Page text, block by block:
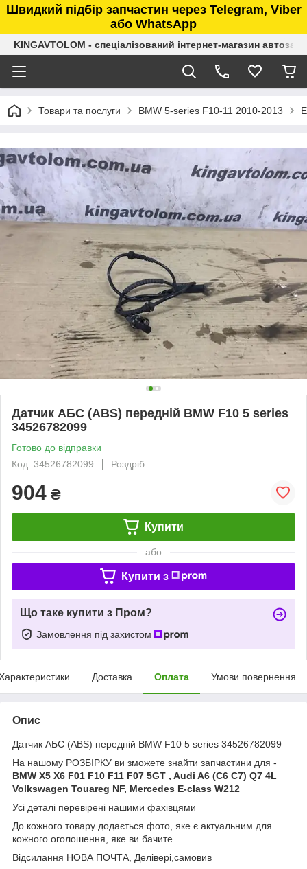
Швидкий підбір запчастин через Telegram, Viber
або WhatsApp
KINGAVTOLOM - спеціалізований інтернет-магазин
Товари та послуги BMW 5-series F10-11 2010-2013
Датчик АБС (ABS) передній BMW F10 5 series
34526782099
Готово до відправки
Код: 34526782099
Роздріб
904 ₴
Купити
або
Купити з
Що таке купити з Пром?
Замовлення під захистом
Доставка Оплата Умови повернення
Опис
Датчик АБС (ABS) передній BMW F10 5 series 34526782099
На нашому РОЗБІРКУ ви зможете знайти запчастини для -
BMW X5 X6 F01 F10 F11 F07 5GT , Audi A6 (C6 C7) Q7 4L
Volkswagen Touareg NF, Mercedes Е-class W212
Усі деталі перевірені нашими фахівцями
До кожного товару додається фото, яке є актуальним для
кожного оголошення, яке ви бачите
Відсилання НОВА ПОЧТА, Делівері,самовив